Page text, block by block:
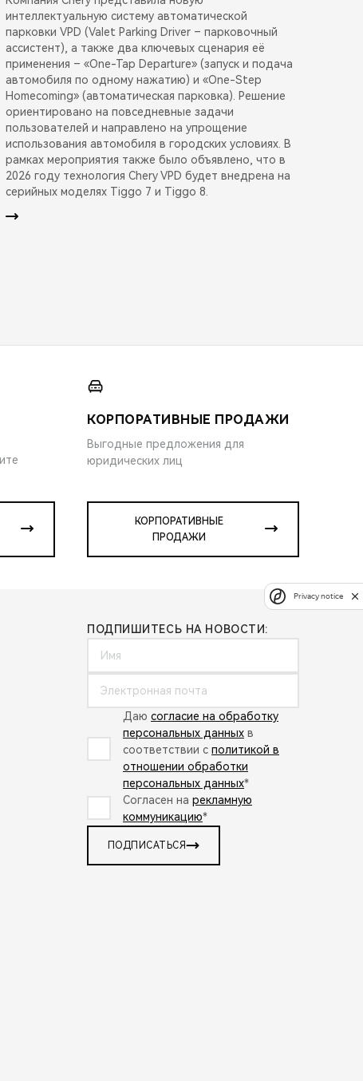
интеллектуальную систему автоматической
парковки VPD (Valet Parking Driver – парковочный
ассистент), а также два ключевых сценария её
применения – «One-Tap Departure» (запуск и подача
автомобиля по одному нажатию) и «One-Step
Homecoming» (автоматическая парковка). Решение
ориентировано на повседневные задачи
пользователей и направлено на упрощение
использования автомобиля в городских условиях. В
рамках мероприятия также было объявлено, что в
2026 году технология Chery VPD будет внедрена на
серийных моделях Tiggo 7 и Tiggo 8.
КОРПОРАТИВНЫЕ ПРОДАЖИ
Выгодные предложения для
юридических лиц
КОРПОРАТИВНЫЕ
ПРОДАЖИ
ПОДПИШИТЕСЬ НА НОВОСТИ:
Даю согласие на обработку
персональных данных в
соответствии с политикой в
отношении обработки
персональных данных*
Согласен на рекламную
коммуникацию*
ПОДПИСАТЬСЯ
Privacy notice